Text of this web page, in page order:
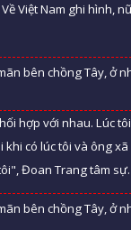
Việt Nam ghi hình,
hợp với nhau. Lúc
có lúc tôi và ông
Đoan Trang tâm sự.